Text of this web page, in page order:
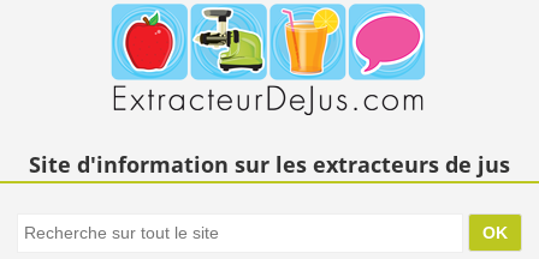
Site d'information sur les extracteurs de jus